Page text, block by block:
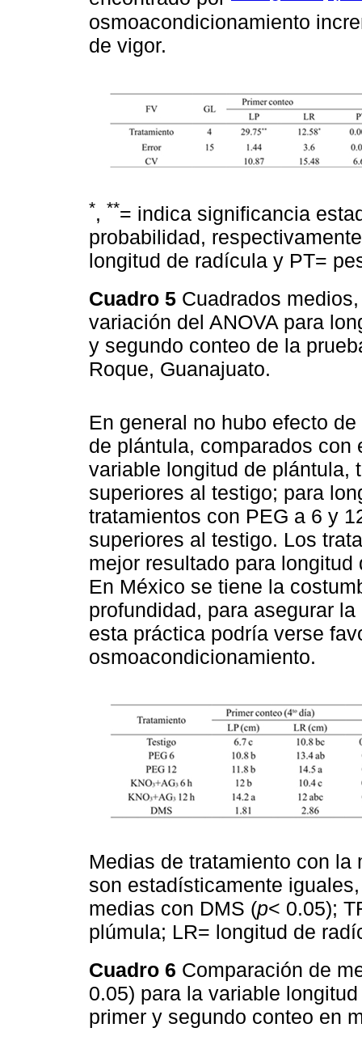
osmoacondicionamiento
de vigor.
*, **= indica significancia
probabilidad,
longitud de radícula y PT=
Cuadro 5 Cuadrados
variación del ANOVA para
y segundo conteo de la
Roque, Guanajuato.
En general no hubo efecto
de plántula, comparados con
variable longitud de plántula,
superiores al testigo; para
tratamientos con PEG a 6 y
superiores al testigo. Los
mejor resultado para
En México se tiene la
profundidad, para asegurar
esta práctica podría verse
osmoacondicionamiento.
Medias de tratamiento con
son estadísticamente
medias con DMS (p< 0.05);
plúmula; LR= longitud de
Cuadro 6 Comparación de
0.05) para la variable
primer y segundo conteo en